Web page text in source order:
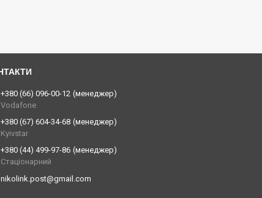
+380 (66) 096-00-12 менеджер
Vodafone
+380 (67) 604-34-68 менеджер
Kyivstar
+380 (44) 499-97-86 менеджер
Стаціонарний
nikolink.post@gmail.com